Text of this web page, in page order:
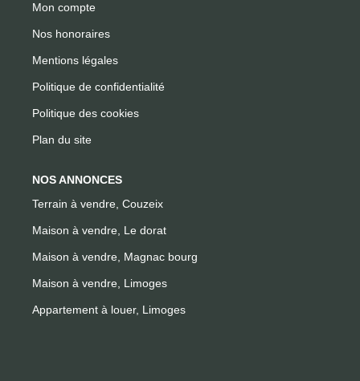
Mon compte
Nos honoraires
Mentions légales
Politique de confidentialité
Politique des cookies
Plan du site
NOS ANNONCES
Terrain à vendre, Couzeix
Maison à vendre, Le dorat
Maison à vendre, Magnac bourg
Maison à vendre, Limoges
Appartement à louer, Limoges